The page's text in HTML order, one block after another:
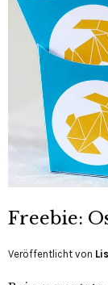
Freebie:
Veröffentlicht von